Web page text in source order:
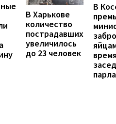
В Харькове
количество
пострадавших
увеличилось
до 23 человек
В